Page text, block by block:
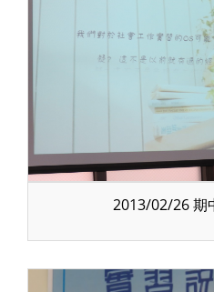
2013/02/26 期